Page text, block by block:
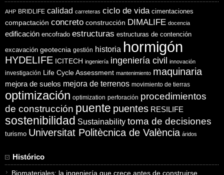
AHP BRIDLIFE calidad carreteras ciclo de vida cimentaciones
compactación concreto construcción DIMALIFE docencia
edificación encofrado estructuras estructuras de contención
excavación geotecnia gestión historia hormigón
HYDELIFE ICITECH ingeniería ingeniería civil innovación
investigación Life Cycle Assessment mantenimiento maquinaria
mejora de suelos mejora de terrenos movimiento de tierras
optimización optimization perforación procedimientos
de construcción puente puentes RESILIFE
sostenibilidad Sustainability toma de decisiones
turismo Universitat Politècnica de València áridos
Histórico
Biomateriales: la ingeniería que crece antes de construirse